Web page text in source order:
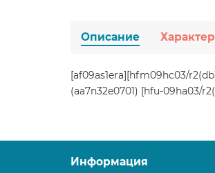
Описание
[af09as1era][hfm09hc03/
(aa7n32e0701) [hfu-09ha03/
Информация